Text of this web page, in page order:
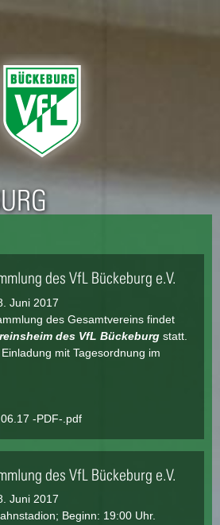
des VfL Bückeburg e.V.
Juni 2017
des Gesamtvereins findet
des VfL Bückeburg statt.
Einladung mit Tagesordnung im
-PDF-.pdf
des VfL Bückeburg e.V.
Juni 2017
Beginn: 19:00 Uhr.